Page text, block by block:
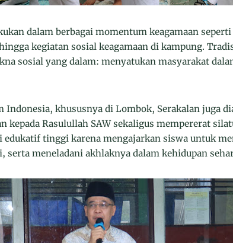
dalam berbagai momentum keagamaan
kegiatan sosial keagamaan di kampung.
sosial yang dalam: menyatukan masyarakat
Indonesia, khususnya di Lombok, Serakalan juga
kepada Rasulullah SAW sekaligus mempererat
tinggi karena mengajarkan siswa untuk
serta meneladani akhlaknya dalam kehidupan